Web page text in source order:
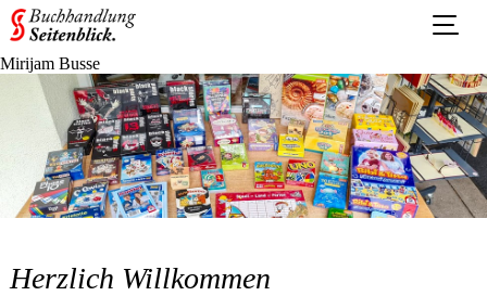
Mirijam Busse
Herzlich Willkommen